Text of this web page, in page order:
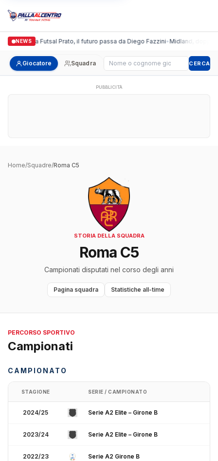
NEWS
Italgronda Futsal Prato, il futuro passa da Diego Fazzini•Midland, doppio
Giocatore Squadra Cerca giocatore CERCA
PUBBLICITÀ
Home/Squadre/Roma C5
STORIA DELLA SQUADRA
Roma C5
Campionati disputati nel corso degli anni
Pagina squadra Statistiche all-time
PERCORSO SPORTIVO
Campionati
CAMPIONATO
STAGIONE SERIE / CAMPIONATO
2024/25 Serie A2 Elite – Girone B
2023/24 Serie A2 Elite – Girone B
2022/23 Serie A2 Girone B